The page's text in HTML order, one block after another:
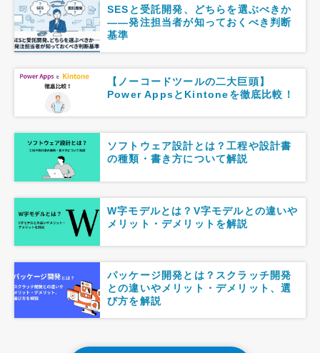
SESと受託開発、どちらを選ぶべきか
――発注担当者が知っておくべき判断
基準
【ノーコードツールの二大巨頭】
Power AppsとKintoneを徹底比較！
ソフトウェア設計とは？工程や設計書
の種類・書き方について解説
W字モデルとは？V字モデルとの違いや
メリット・デメリットを解説
パッケージ開発とは？スクラッチ開発
との違いやメリット・デメリット、選
び方を解説